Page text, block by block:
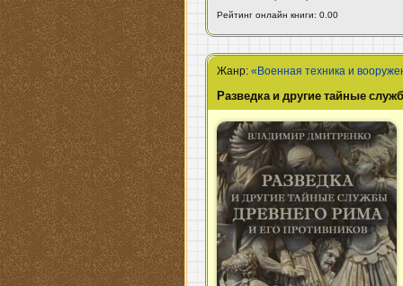
Рейтинг онлайн книги: 0.00
Жанр:«Военная техника и
Разведка и другие тайные